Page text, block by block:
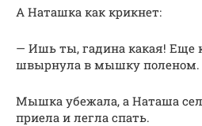
А Наташка как крикнет:
— Ишь ты, гадина какая! Еще
швырнула в мышку поленом.
Мышка убежала, а Наташа
приела и легла спать.